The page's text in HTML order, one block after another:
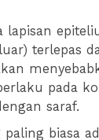
lapisan
terlepas
pada
saraf.
paling biasa